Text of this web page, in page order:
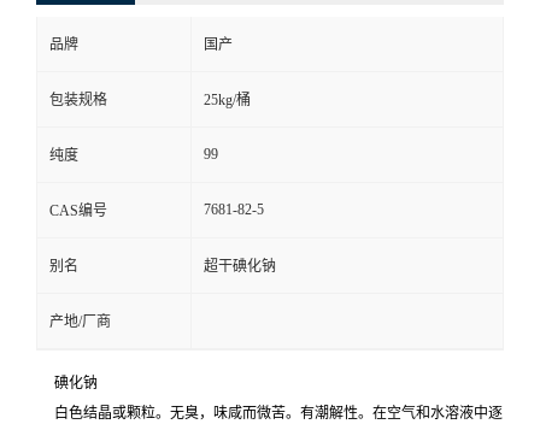
品牌 国产
包装规格 25kg/桶
纯度 99
CAS编号 7681-82-5
别名 超干碘化钠
产地/厂商
碘化钠
白色结晶或颗粒。无臭，味咸而微苦。有潮解性。在空气和水溶液中逐